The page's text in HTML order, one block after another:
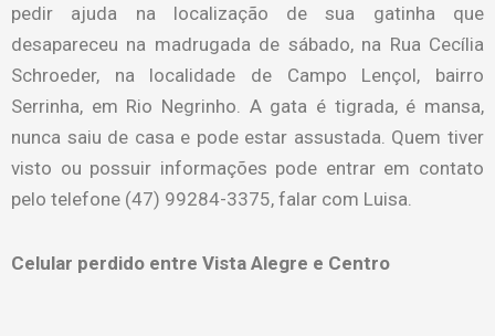
pedir ajuda na localização de sua gatinha que
desapareceu na madrugada de sábado, na Rua Cecília
Schroeder, na localidade de Campo Lençol, bairro
Serrinha, em Rio Negrinho. A gata é tigrada, é mansa,
nunca saiu de casa e pode estar assustada. Quem tiver
visto ou possuir informações pode entrar em contato
pelo telefone (47) 99284-3375, falar com Luisa.
Celular perdido entre Vista Alegre e Centro